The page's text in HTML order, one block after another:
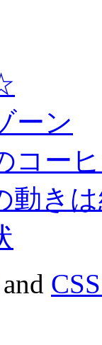
ーン
コー
動き
and